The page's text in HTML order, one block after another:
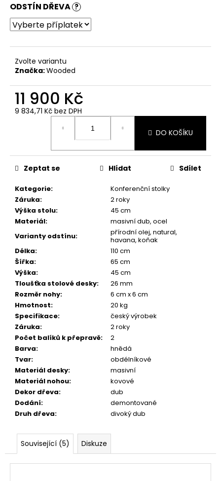
ODSTÍN DŘEVA ?
Zvolte variantu
Značka:Wooded
11 900 Kč
9 834,71 Kč bez DPH
DO KOŠÍKU
Kategorie:
Konferenční stolky
Záruka:
2 roky
Výška stolu:
45 cm
Materiál:
masivní dub, ocel
Varianty odstínu:
přírodní olej, natural,
havana, koňak
Délka:
110 cm
Šířka:
65 cm
Výška:
45 cm
Tloušťka stolové desky:
26 mm
Rozměr nohy:
6 cm x 6 cm
Hmotnost:
20 kg
Specifikace:
český výrobek
Záruka:
2 roky
Počet balíků k přepravě:
2
Barva:
hnědá
Tvar:
obdélníkové
Materiál desky:
masivní
Materiál nohou:
kovové
Dekor dřeva:
dub
Dodání:
demontované
Druh dřeva: divoký dub
Zeptat se Hlídat Sdílet
Související (5) Diskuze